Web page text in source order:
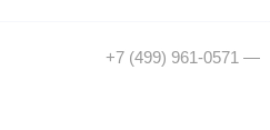
+7 (499) 961-0571 —